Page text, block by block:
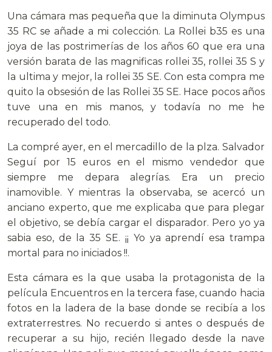
Una cámara mas pequeña que la diminuta Olympus
35 RC se añade a mi colección. La Rollei b35 es una
joya de las postrimerías de los años 60 que era una
versión barata de las magnificas rollei 35, rollei 35 S y
la ultima y mejor, la rollei 35 SE. Con esta compra me
quito la obsesión de las Rollei 35 SE. Hace pocos años
tuve una en mis manos, y todavía no me he
recuperado del todo.
La compré ayer, en el mercadillo de la plza. Salvador
Seguí por 15 euros en el mismo vendedor que
siempre me depara alegrías. Era un precio
inamovible. Y mientras la observaba, se acercó un
anciano experto, que me explicaba que para plegar
el objetivo, se debía cargar el disparador. Pero yo ya
sabia eso, de la 35 SE. ¡¡ Yo ya aprendí esa trampa
mortal para no iniciados !!.
Esta cámara es la que usaba la protagonista de la
película Encuentros en la tercera fase, cuando hacia
fotos en la ladera de la base donde se recibía a los
extraterrestres. No recuerdo si antes o después de
recuperar a su hijo, recién llegado desde la nave